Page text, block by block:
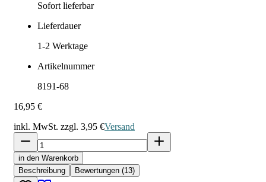
Sofort lieferbar
Lieferdauer
1-2 Werktage
Artikelnummer
8191-68
16,95 €
inkl. MwSt. zzgl. 3,95 €Versand
in den Warenkorb
Beschreibung
Bewertungen (13)